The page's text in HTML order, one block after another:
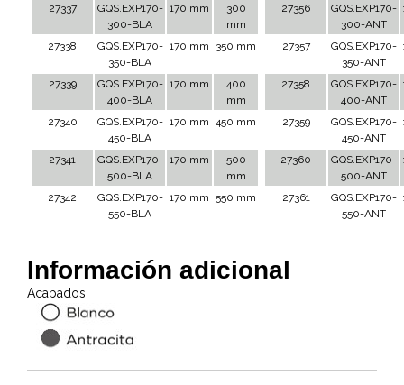
27337
GQS.EXP170-
300-BLA
170 mm
300
mm
27338
GQS.EXP170-
350-BLA
170 mm 350 mm
27339
GQS.EXP170-
400-BLA
170 mm
400
mm
27340
GQS.EXP170-
450-BLA
170 mm 450 mm
27341
GQS.EXP170-
500-BLA
170 mm
500
mm
27342
GQS.EXP170-
550-BLA
170 mm 550 mm
27356
GQS.EXP170-
300-ANT
27357
GQS.EXP170-
350-ANT
27358
GQS.EXP170-
400-ANT
27359
GQS.EXP170-
450-ANT
27360
GQS.EXP170-
500-ANT
27361
GQS.EXP170-
550-ANT
Información adicional
Acabados